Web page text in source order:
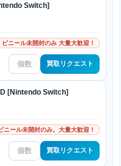
Switch]
ビニール未開封のみ 大量大歓迎！
買取リクエスト
[Nintendo Switch]
ニール未開封のみ。大量大歓迎！
買取リクエスト